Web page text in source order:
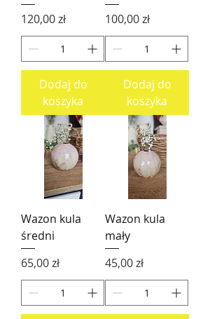
Cena
120,00 zł
Dodaj do
koszyka
Cena
100,00 zł
Dodaj do
koszyka
Wazon kula
średni
Cena
65,00 zł
Wazon kula
mały
Cena
45,00 zł